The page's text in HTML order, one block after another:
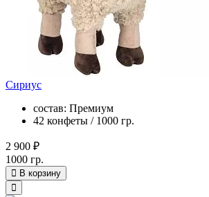
Сириус
состав: Премиум
42 конфеты / 1000 гр.
2 900 ₽
1000 гр.
В корзину